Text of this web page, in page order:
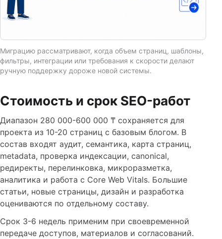
Миграцию рассматривают, когда объем страниц, шаблоны,
фильтры, интеграции или требования к скорости делают
ручную поддержку дороже новой системы.
Стоимость и срок SEO-работ
Диапазон 280 000-600 000 ₸ сохраняется для
проекта из 10-20 страниц с базовым блогом. В
состав входят аудит, семантика, карта страниц,
metadata, проверка индексации, canonical,
редиректы, перелинковка, микроразметка,
аналитика и работа с Core Web Vitals. Большие
статьи, новые страницы, дизайн и разработка
оцениваются по отдельному составу.
Срок 3-6 недель применим при своевременной
передаче доступов, материалов и согласований.